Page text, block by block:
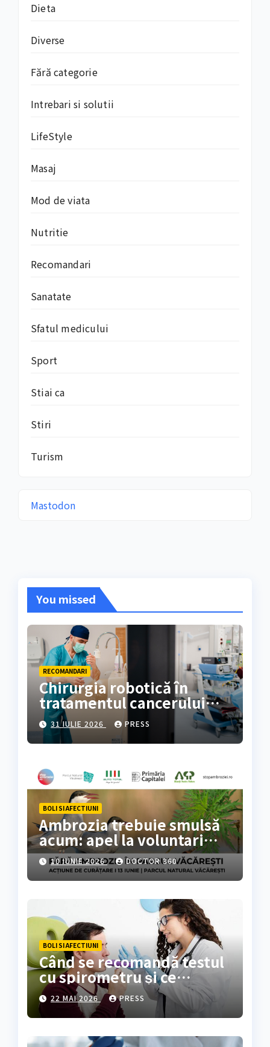
Dieta
Diverse
Fără categorie
Intrebari si solutii
LifeStyle
Masaj
Mod de viata
Nutritie
Recomandari
Sanatate
Sfatul medicului
Sport
Stiai ca
Stiri
Turism
Mastodon
You missed
RECOMANDARI
Chirurgia robotică în
tratamentul cancerului
colorectal
31 IULIE 2026 PRESS
BOLI SI AFECTIUNI
Ambrozia trebuie smulsă
acum: apel la voluntari
pentru acțiune de curățare
în Parcul Natural
Văcărești
10 IUNIE 2026 DOCTOR 360
BOLI SI AFECTIUNI
Când se recomandă testul
cu spirometru și ce
rezultate oferă?
22 MAI 2026 PRESS